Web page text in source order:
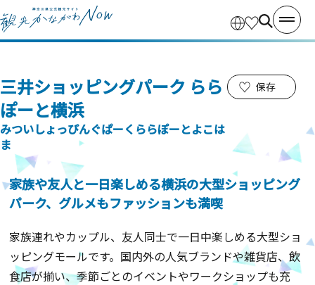
三井ショッピングパーク らら
ぽーと横浜
みついしょっぴんぐぱーくららぽーとよこは
ま
保存
家族や友人と一日楽しめる横浜の大型ショッピング
パーク、グルメもファッションも満喫
家族連れやカップル、友人同士で一日中楽しめる大型ショ
ッピングモールです。国内外の人気ブランドや雑貨店、飲
食店が揃い、季節ごとのイベントやワークショップも充